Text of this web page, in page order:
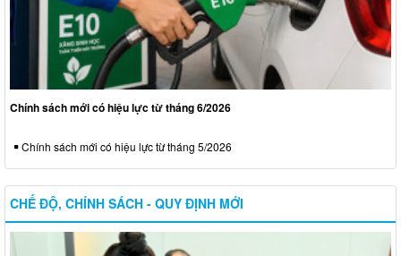
Chính sách mới có hiệu lực từ tháng 6/2026
Chính sách mới có hiệu lực từ tháng 5/2026
CHẾ ĐỘ, CHÍNH SÁCH - QUY ĐỊNH MỚI